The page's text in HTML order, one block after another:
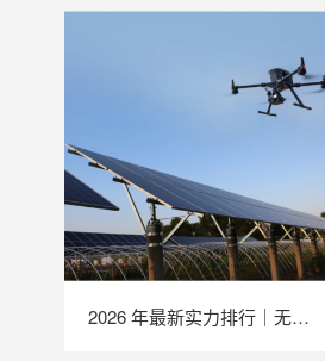
2026 年最新实力排行｜无人机 EL 检测系统 TOP 推荐，LAILX LXH210 深度解析